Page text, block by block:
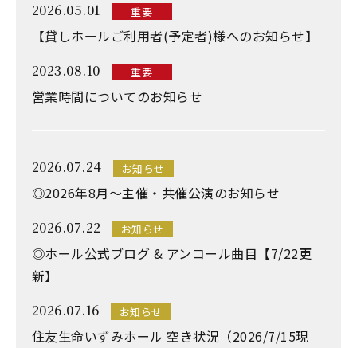
2026.05.01 重要
【貸しホールご利用者(予定者)様へのお知らせ】
2023.08.10 重要
営業時間についてのお知らせ
2026.07.24 お知らせ
◎2026年8月～主催・共催公演のお知らせ
2026.07.22 お知らせ
◎ホール公式ブログ & アンコール曲目【7/22更
新】
2026.07.16 お知らせ
住友生命いずみホール 空き状況（2026/7/15現